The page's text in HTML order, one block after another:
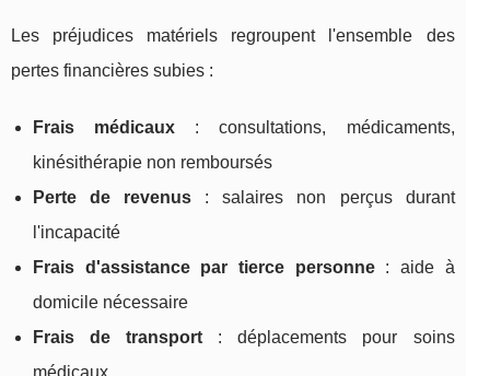
Les préjudices matériels regroupent l'ensemble des
pertes financières subies :
Frais médicaux : consultations, médicaments,
kinésithérapie non remboursés
Perte de revenus : salaires non perçus durant
l'incapacité
Frais d'assistance par tierce personne: aide à
domicile nécessaire
Frais de transport : déplacements pour soins
médicaux